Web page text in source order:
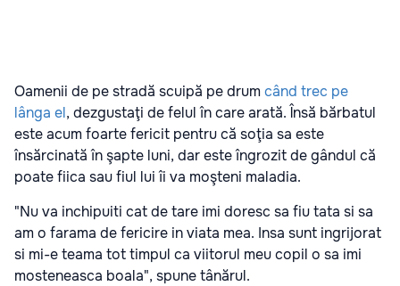
Oamenii de pe stradă scuipă pe drumcând trec pe
lânga el, dezgustaţi de felul în care arată. Însă bărbatul
este acum foarte fericit pentru că soţia sa este
însărcinată în şapte luni, dar este îngrozit de gândul că
poate fiica sau fiul lui îi va moşteni maladia.
"Nu va inchipuiti cat de tare imi doresc sa fiu tata si sa
am o farama de fericire in viata mea. Insa sunt ingrijorat
si mi-e teama tot timpul ca viitorul meu copil o sa imi
mosteneasca boala", spune tânărul.